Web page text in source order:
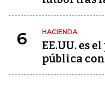
6 HACIENDA
EE.UU. es
pública